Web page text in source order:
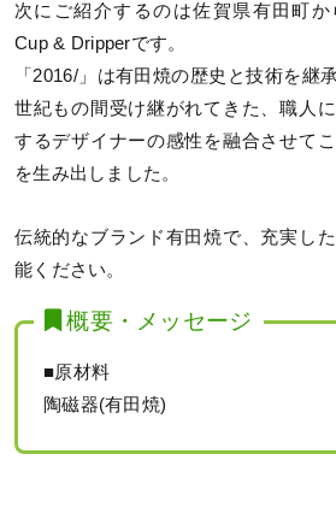
次にご紹介するのは佐賀県有田町
Cup & Dripperです。
「2016/」は有田焼の歴史と技術を継
世紀もの間受け継がれてきた、職人
するデザイナーの感性を融合させて
を生み出しました。
伝統的なブランド有田焼で、充実し
能ください。
概要・メッセージ
■原材料
陶磁器(有田焼)